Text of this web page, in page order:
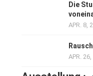
Die
APR. 8,
APR.